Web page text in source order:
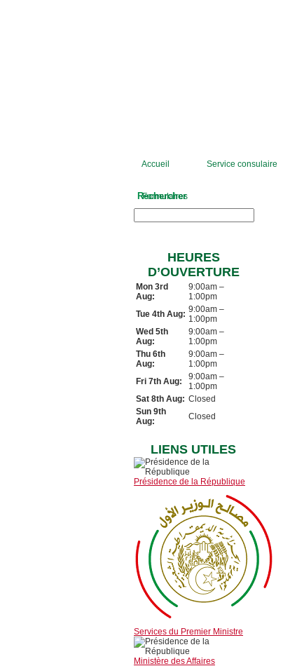
Accueil Service consulaire
Formulaires
Rechercher
HEURES
D’OUVERTURE
Mon 3rd
Aug:
9:00am –
1:00pm
Tue 4th Aug: 9:00am –
1:00pm
Wed 5th
Aug:
9:00am –
1:00pm
Thu 6th
Aug:
9:00am –
1:00pm
Fri 7th Aug:
9:00am –
1:00pm
Sat 8th Aug: Closed
Sun 9th
Aug:
Closed
LIENS UTILES
Présidence de la République
Services du Premier Ministre
Ministère des Affaires